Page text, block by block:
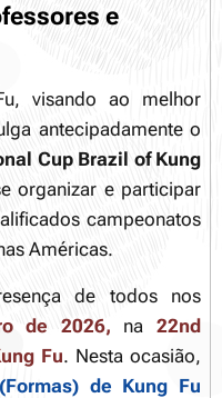
e
visando ao melhor
antecipadamente o
Cup Brazil of Kung
organizar e participar
campeonatos
Américas.
de todos nos
de 2026, na22nd
Fu. Nesta ocasião,
de Kung Fu